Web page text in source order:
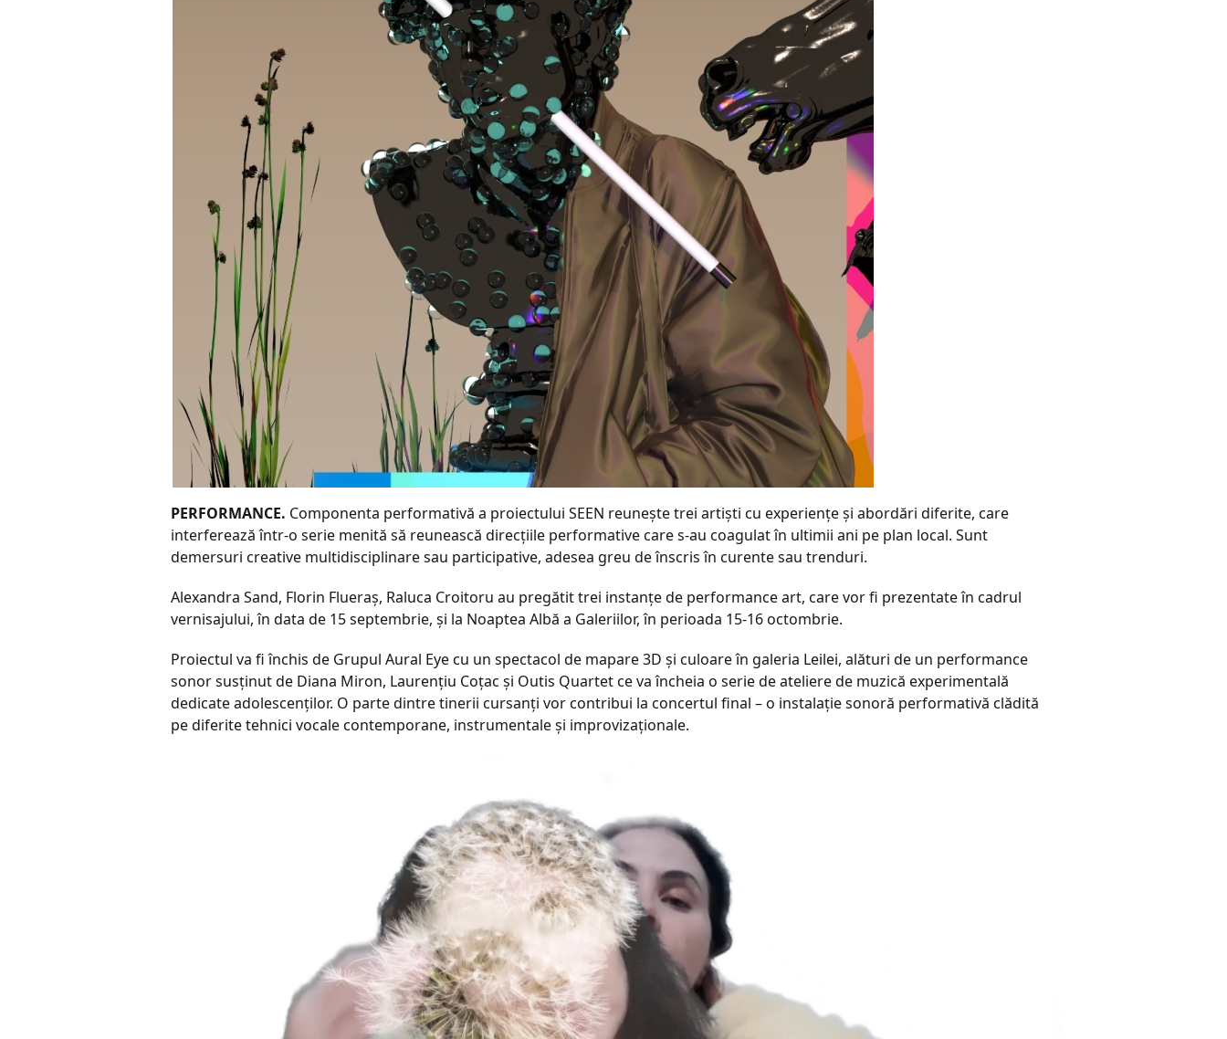
PERFORMANCE. Componenta performativă a proiectului SEEN reunește trei artiști cu experiențe și abordări diferite, care
interferează într-o serie menită să reunească direcțiile performative care s-au coagulat în ultimii ani pe plan local. Sunt
demersuri creative multidisciplinare sau participative, adesea greu de înscris în curente sau trenduri.
Alexandra Sand, Florin Flueraș, Raluca Croitoru au pregătit trei instanțe de performance art, care vor fi prezentate în cadrul
vernisajului, în data de 15 septembrie, și la Noaptea Albă a Galeriilor, în perioada 15-16 octombrie.
Proiectul va fi închis de Grupul Aural Eye cu un spectacol de mapare 3D și culoare în galeria Leilei, alături de un performance
sonor susținut de Diana Miron, Laurențiu Coțac și Outis Quartet ce va încheia o serie de ateliere de muzică experimentală
dedicate adolescenților. O parte dintre tinerii cursanți vor contribui la concertul final – o instalație sonoră performativă clădită
pe diferite tehnici vocale contemporane, instrumentale și improvizaționale.